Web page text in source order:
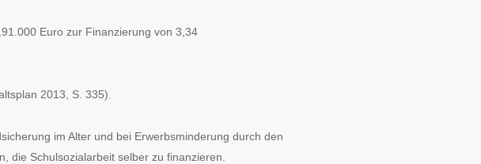
Euro zur Finanzierung von 3,34
2013, S. 335).
im Alter und bei Erwerbsminderung durch den
die Schulsozialarbeit selber zu finanzieren.